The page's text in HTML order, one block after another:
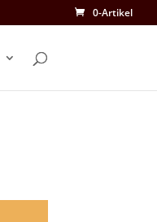
0-Artikel